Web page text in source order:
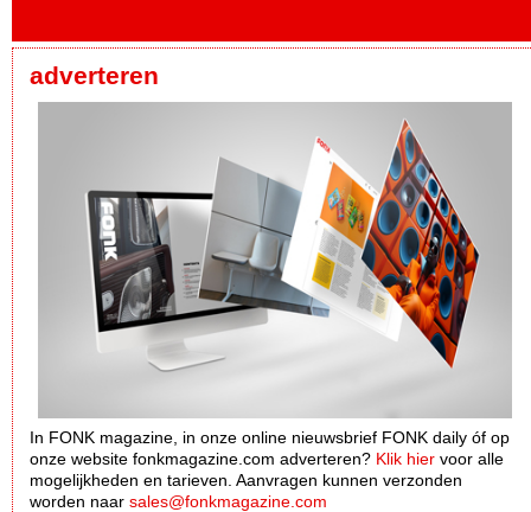
adverteren
In FONK magazine, in onze online nieuwsbrief FONK daily óf op
onze website fonkmagazine.com adverteren? Klik hier voor alle
mogelijkheden en tarieven. Aanvragen kunnen verzonden
worden naar sales@fonkmagazine.com